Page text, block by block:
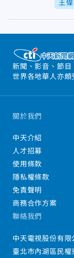
王
新聞、影音、節
世界各地華人亦頗
關於我們
中天介紹
人才招募
使用條款
隱私權條款
免責聲明
商務合作方案
聯絡我們
中天電視股份有限
臺北市內湖區民